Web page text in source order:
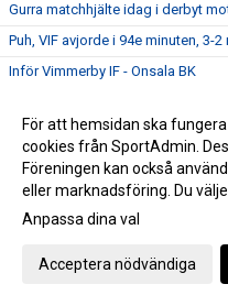
Gurra matchhjälte idag i derbyt
Puh, VIF avjorde i 94e minuten, 3-
Inför Vimmerby IF - Onsala BK
VIF besegrade Myresjö med 2-0
Hemmamatch för ett VIF som
Bergdalens IK på lördag!
Öppettider på kansliet Valborg och
Historisk seger för Akademilaget
Herr vände ett 1-0 underläge till
För att hemsidan ska
cookies från SportAdmin.
Föreningen kan också
eller marknadsföring. Du
Anpassa dina val
Acceptera nödvändiga